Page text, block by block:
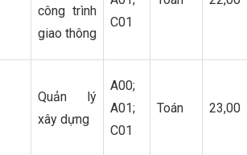
công trình
giao thông
C01
Quản lý
xây dựng
A00;
A01;
C01
Toán 23,00